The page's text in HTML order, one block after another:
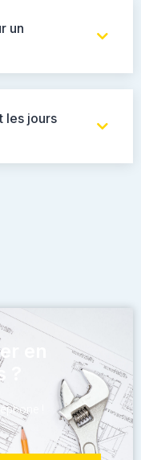
un
les jours
en
!